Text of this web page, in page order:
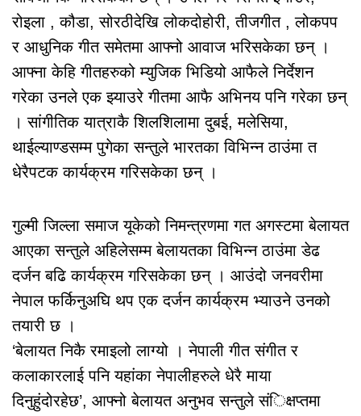
रोइला , कौडा, सोरठीदेखि लोकदोहोरी, तीजगीत , लोकपप
र आधुनिक गीत समेतमा आफ्नो आवाज भरिसकेका छन् ।
आफ्ना केहि गीतहरुको म्युजिक भिडियो आफैले निर्देशन
गरेका उनले एक झ्याउरे गीतमा आफै अभिनय पनि गरेका छन्
। सांगीतिक यात्राकै शिलशिलामा दुबई, मलेसिया,
थाईल्याण्डसम्म पुगेका सन्तुले भारतका विभिन्न ठाउंमा त
धेरैपटक कार्यक्रम गरिसकेका छन् ।
गुल्मी जिल्ला समाज यूकेको निमन्त्रणमा गत अगस्टमा बेलायत
आएका सन्तुले अहिलेसम्म बेलायतका विभिन्न ठाउंमा डेढ
दर्जन बढि कार्यक्रम गरिसकेका छन् । आउंदो जनवरीमा
नेपाल फर्किनुअघि थप एक दर्जन कार्यक्रम भ्याउने उनको
तयारी छ ।
‘बेलायत निकै रमाइलो लाग्यो । नेपाली गीत संगीत र
कलाकारलाई पनि यहांका नेपालीहरुले धेरै माया
दिनुहुंदोरहेछ’, आफ्नो बेलायत अनुभव सन्तुले संिक्षप्तमा